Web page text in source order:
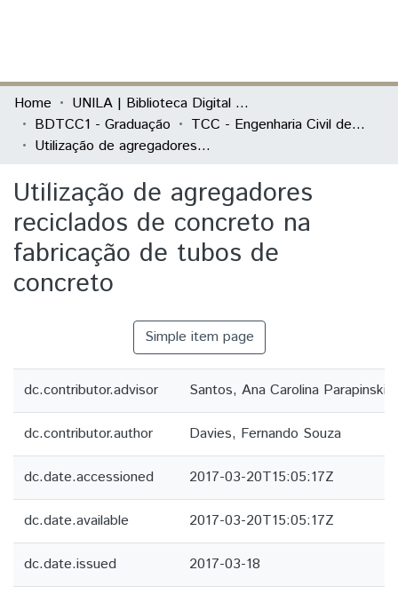
Communities & Collections
All of DSpace
Home
UNILA | Biblioteca Digital de Trabalhos de Conclusão de Curso
BDTCC1 - Graduação
TCC - Engenharia Civil de Infraestrutura
Utilização de agregadores reciclados de concreto na fabricação de tubos de concreto
Utilização de agregadores
reciclados de concreto na
fabricação de tubos de
concreto
Simple item page
dc.contributor.advisor Santos, Ana Carolina Parapinski
dc.contributor.author Davies, Fernando Souza
dc.date.accessioned 2017-03-20T15:05:17Z
dc.date.available 2017-03-20T15:05:17Z
dc.date.issued 2017-03-18